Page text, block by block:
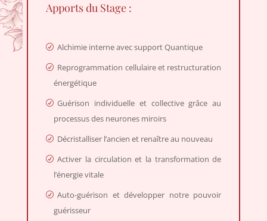
Apports du Stage :
Alchimie interne avec support Quantique
Reprogrammation cellulaire et restructuration
énergétique
Guérison individuelle et collective grâce au
processus des neurones miroirs
Décristalliser l’ancien et renaître au nouveau
Activer la circulation et la transformation de
l’énergie vitale
Auto-guérison et développer notre pouvoir
guérisseur